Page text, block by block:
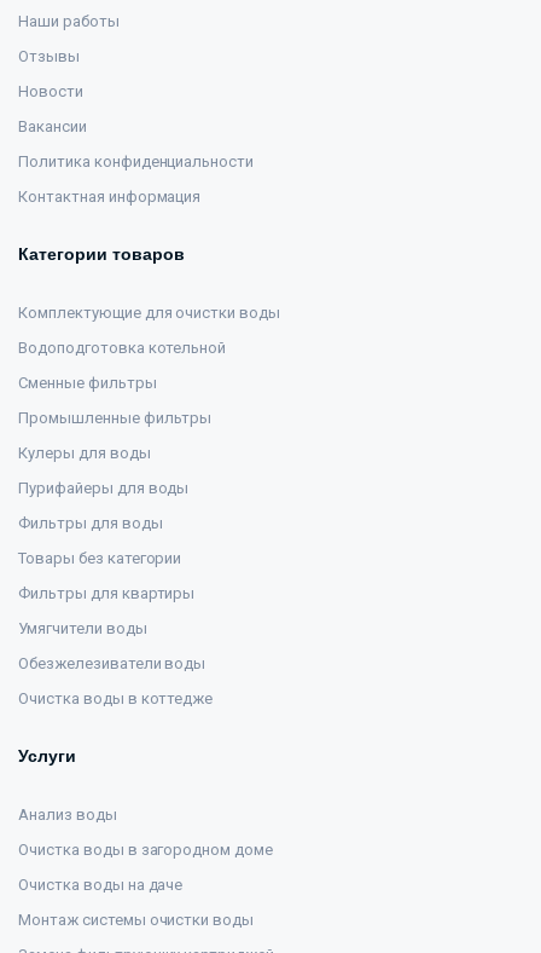
Наши работы
Отзывы
Новости
Вакансии
Политика конфиденциальности
Контактная информация
Категории товаров
Комплектующие для очистки воды
Водоподготовка котельной
Сменные фильтры
Промышленные фильтры
Кулеры для воды
Пурифайеры для воды
Фильтры для воды
Товары без категории
Фильтры для квартиры
Умягчители воды
Обезжелезиватели воды
Очистка воды в коттедже
Услуги
Анализ воды
Очистка воды в загородном доме
Очистка воды на даче
Монтаж системы очистки воды